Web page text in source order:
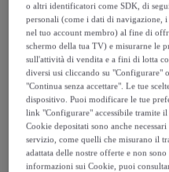
Venduto daSuperga
Consegna
Consegna da7 €
Gratuita da 50 € di acquisto
o altri identificatori come SDK, di
personali (come i dati di
nel tuo account membro) al fine di
schermo della tua TV) e misurarne le
sull'attività di vendita e a fini di lotta
diversi usi cliccando su "Configurare"
"Continua senza accettare". Le tue
dispositivo. Puoi modificare le tue
link "Configurare" accessibile tramite
Cookie depositati sono anche
servizio, come quelli che misurano il
adattata delle nostre offerte e non
informazioni sui Cookie, puoi